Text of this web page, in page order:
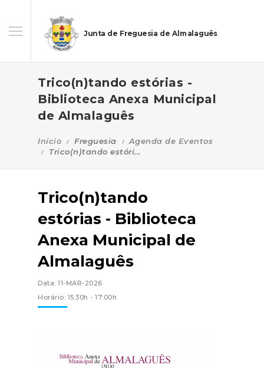
Junta de Freguesia de Almalaguês
Trico(n)tando estórias -
Biblioteca Anexa Municipal
de Almalaguês
Início Freguesia
Agenda de Eventos
Trico(n)tando estóri...
Trico(n)tando
estórias - Biblioteca
Anexa Municipal de
Almalaguês
Data: 11-MAR-2026
Horário: 15:30h - 17:00h